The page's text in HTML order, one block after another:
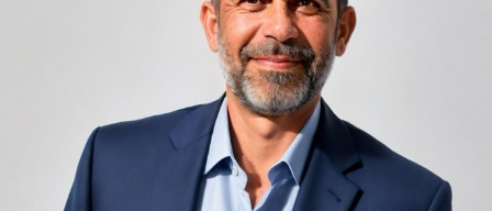
Zgomotul pașilor din camera de sus sau din coridorul
adiacent rămâne una dintre cele mai frecvente
nemulțumiri semnalate de oaspeți în recenziile online,
chiar și la unități altfel apreciate pentru servicii și
locație. De multe ori, oaspeții nu identifică pardoseala
drept sursa reală a problemei, ci descriu simplu senzația
de spațiu zgomotos sau agitat.